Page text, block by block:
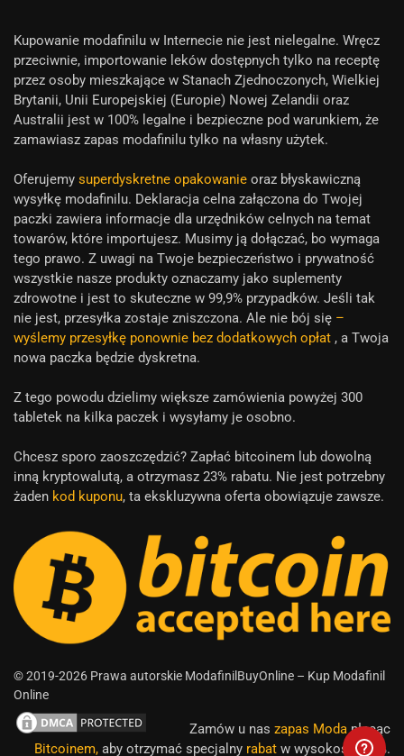
Kupowanie modafinilu w Internecie nie jest nielegalne. Wręcz
przeciwnie, importowanie leków dostępnych tylko na receptę
przez osoby mieszkające w Stanach Zjednoczonych, Wielkiej
Brytanii, Unii Europejskiej (Europie) Nowej Zelandii oraz
Australii jest w 100% legalne i bezpieczne pod warunkiem, że
zamawiasz zapas modafinilu tylko na własny użytek.
Oferujemy superdyskretne opakowanie oraz błyskawiczną
wysyłkę modafinilu. Deklaracja celna załączona do Twojej
paczki zawiera informacje dla urzędników celnych na temat
towarów, które importujesz. Musimy ją dołączać, bo wymaga
tego prawo. Z uwagi na Twoje bezpieczeństwo i prywatność
wszystkie nasze produkty oznaczamy jako suplementy
zdrowotne i jest to skuteczne w 99,9% przypadków. Jeśli tak
nie jest, przesyłka zostaje zniszczona. Ale nie bój się –
wyślemy przesyłkę ponownie bez dodatkowych opłat , a Twoja
nowa paczka będzie dyskretna.
Z tego powodu dzielimy większe zamówienia powyżej 300
tabletek na kilka paczek i wysyłamy je osobno.
Chcesz sporo zaoszczędzić? Zapłać bitcoinem lub dowolną
inną kryptowalutą, a otrzymasz 23% rabatu. Nie jest potrzebny
żaden kod kuponu, ta ekskluzywna oferta obowiązuje zawsze.
© 2019-2026 Prawa autorskie ModafinilBuyOnline – Kup Modafinil
Online
Zamów u nas zapas Modapłacąc
Bitcoinem, aby otrzymać specjalny rabat w wysokości 23%.